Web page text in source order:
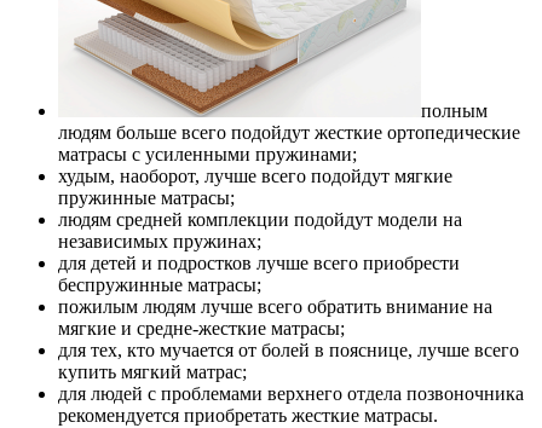
полным
людям больше всего подойдут жесткие ортопедические
матрасы с усиленными пружинами;
худым, наоборот, лучше всего подойдут мягкие
пружинные матрасы;
людям средней комплекции подойдут модели на
независимых пружинах;
для детей и подростков лучше всего приобрести
беспружинные матрасы;
пожилым людям лучше всего обратить внимание на
мягкие и средне-жесткие матрасы;
для тех, кто мучается от болей в пояснице, лучше всего
купить мягкий матрас;
для людей с проблемами верхнего отдела позвоночника
рекомендуется приобретать жесткие матрасы.